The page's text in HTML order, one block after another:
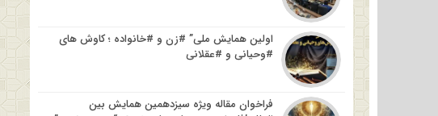
اولین همایش ملی” #زن و #خانواده ؛ کاوش های
#وحیانی و #عقلانی
فراخوان مقاله ویژه سیزدهمین همایش بین